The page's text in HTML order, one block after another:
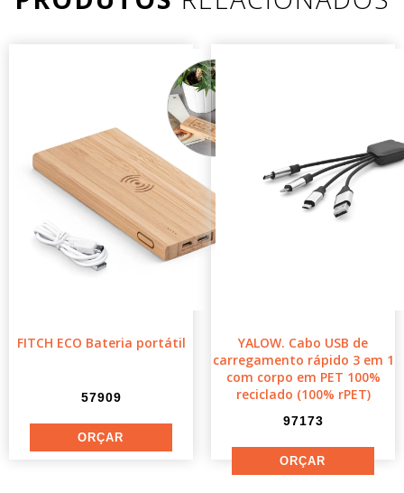
FITCH ECO Bateria portátil
57909
YALOW. Cabo USB de
carregamento rápido 3 em 1
com corpo em PET 100%
reciclado (100% rPET)
97173